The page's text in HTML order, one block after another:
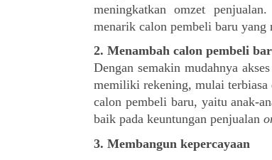
meningkatkan omzet
menarik calon pembeli baru yang
2. Menambah calon pembeli
Dengan semakin mudahnya
memiliki rekening, mulai terbiasa
calon pembeli baru, yaitu anak-
baik pada keuntungan penjualan
3. Membangun kepercayaan